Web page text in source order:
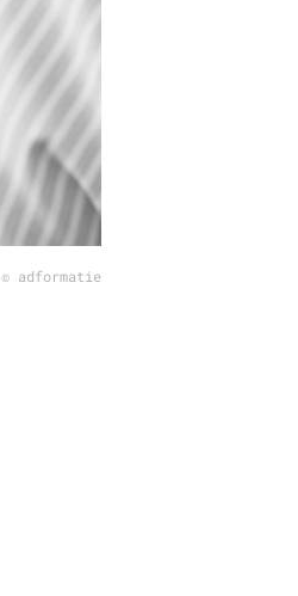
© adformatie